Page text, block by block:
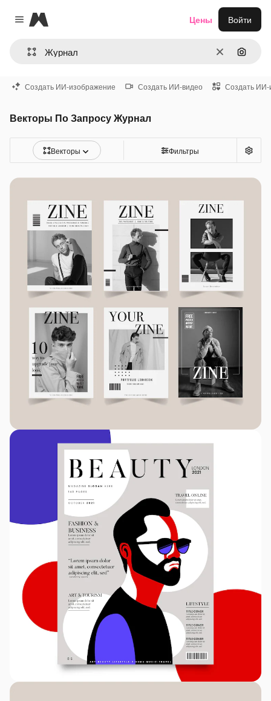
Close menu
Magnific
ОчиститьПоиск
Цены Войти
Создать ИИ-изображение Создать ИИ-видео Создать ИИ-
Векторы По Запросу Журнал
Векторы Фильтры